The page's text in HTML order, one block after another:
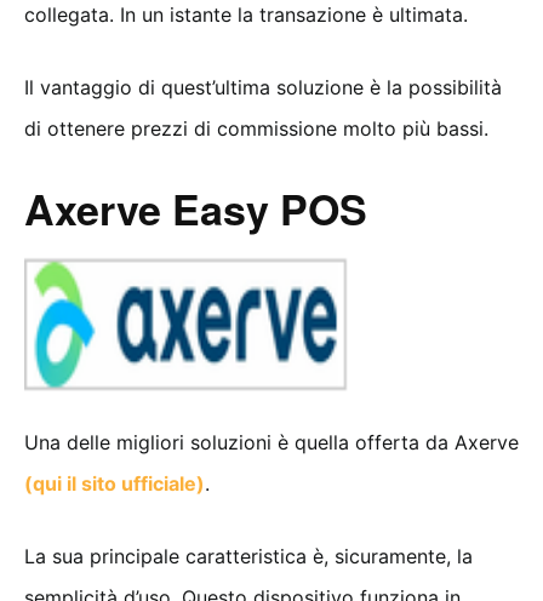
collegata. In un istante la transazione è ultimata.
Il vantaggio di quest’ultima soluzione è la possibilità
di ottenere prezzi di commissione molto più bassi.
Axerve Easy POS
Una delle migliori soluzioni è quella offerta da Axerve
(qui il sito ufficiale).
La sua principale caratteristica è, sicuramente, la